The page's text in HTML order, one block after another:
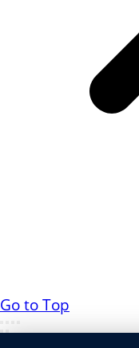
Go to Top